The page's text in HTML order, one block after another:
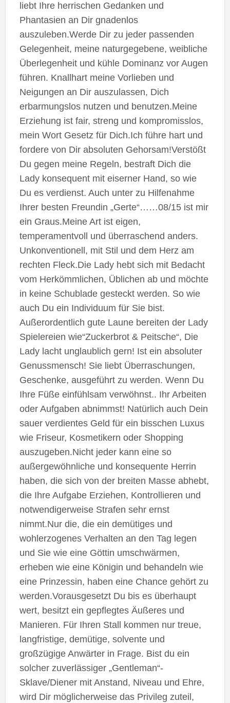
liebt Ihre herrischen Gedanken und
Phantasien an Dir gnadenlos
auszuleben.Werde Dir zu jeder passenden
Gelegenheit, meine naturgegebene, weibliche
Überlegenheit und kühle Dominanz vor Augen
führen. Knallhart meine Vorlieben und
Neigungen an Dir auszulassen, Dich
erbarmungslos nutzen und benutzen.Meine
Erziehung ist fair, streng und kompromisslos,
mein Wort Gesetz für Dich.Ich führe hart und
fordere von Dir absoluten Gehorsam!Verstößt
Du gegen meine Regeln, bestraft Dich die
Lady konsequent mit eiserner Hand, so wie
Du es verdienst. Auch unter zu Hilfenahme
Ihrer besten Freundin „Gerte“……08/15 ist mir
ein Graus.Meine Art ist eigen,
temperamentvoll und überraschend anders.
Unkonventionell, mit Stil und dem Herz am
rechten Fleck.Die Lady hebt sich mit Bedacht
vom Herkömmlichen, Üblichen ab und möchte
in keine Schublade gesteckt werden. So wie
auch Du ein Individuum für Sie bist.
Außerordentlich gute Laune bereiten der Lady
Spielereien wie“Zuckerbrot & Peitsche“, Die
Lady lacht unglaublich gern! Ist ein absoluter
Genussmensch! Sie liebt Überraschungen,
Geschenke, ausgeführt zu werden. Wenn Du
Ihre Füße einfühlsam verwöhnst.. Ihr Arbeiten
oder Aufgaben abnimmst! Natürlich auch Dein
sauer verdientes Geld für ein bisschen Luxus
wie Friseur, Kosmetikern oder Shopping
auszugeben.Nicht jeder kann eine so
außergewöhnliche und konsequente Herrin
haben, die sich von der breiten Masse abhebt,
die Ihre Aufgabe Erziehen, Kontrollieren und
notwendigerweise Strafen sehr ernst
nimmt.Nur die, die ein demütiges und
wohlerzogenes Verhalten an den Tag legen
und Sie wie eine Göttin umschwärmen,
erheben wie eine Königin und behandeln wie
eine Prinzessin, haben eine Chance gehört zu
werden.Vorausgesetzt Du bis es überhaupt
wert, besitzt ein gepflegtes Äußeres und
Manieren. Für Ihren Stall kommen nur treue,
langfristige, demütige, solvente und
großzügige Anwärter in Frage. Bist du ein
solcher zuverlässiger „Gentleman“-
Sklave/Diener mit Anstand, Niveau und Ehre,
wird Dir möglicherweise das Privileg zuteil,